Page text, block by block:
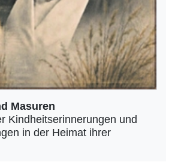
Masuren
Kindheitserinnerungen und
in der Heimat ihrer